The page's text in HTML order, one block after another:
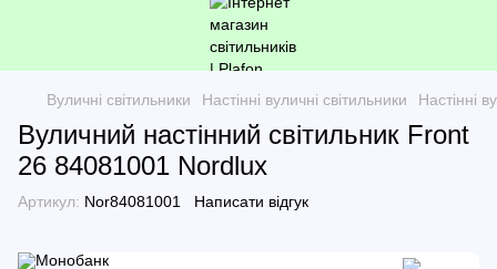
Вуличні світильники Настінні вуличні світильники Настінні
Вуличний настінний світильник Front
26 84081001 Nordlux
Артикул: Nor84081001 Написати відгук